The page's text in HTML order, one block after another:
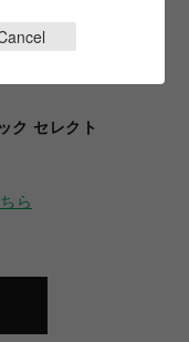
ク セレクト
ら